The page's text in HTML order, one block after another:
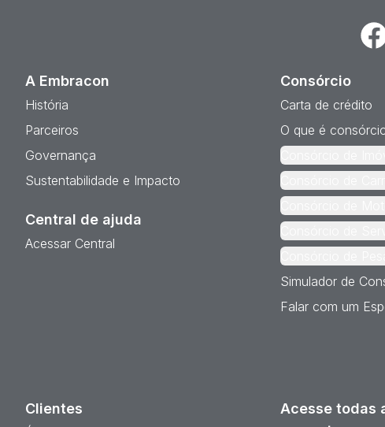
A Embracon
História
Parceiros
Governança
Sustentabilidade e Impacto
Central de ajuda
Acessar Central
Consórcio
Carta de crédito
O que é
Simulador de
Falar com um
Clientes
Acesse todas